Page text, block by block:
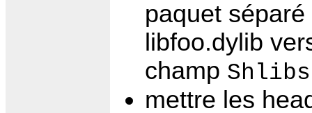
paquet
libfoo.dylib
champ Shlibs
mettre les